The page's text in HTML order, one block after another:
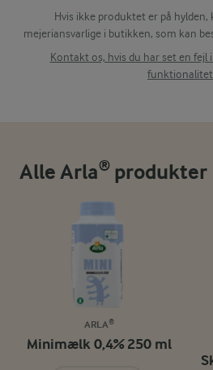
Hvis ikke produktet er på
mejeriansvarlige i butikken, som kan
Kontakt os, hvis du har set en fejl
funktionalitet.
Alle Arla® produkter
ARLA®
Minimælk 0,4% 250 ml